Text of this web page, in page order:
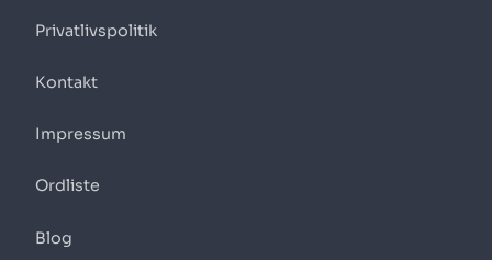
Privatlivspolitik
Kontakt
Impressum
Ordliste
Blog